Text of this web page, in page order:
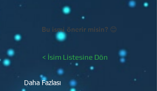
Bu ismi önerir misin? 😊
< İsim Listesine Dön
Daha Fazlası